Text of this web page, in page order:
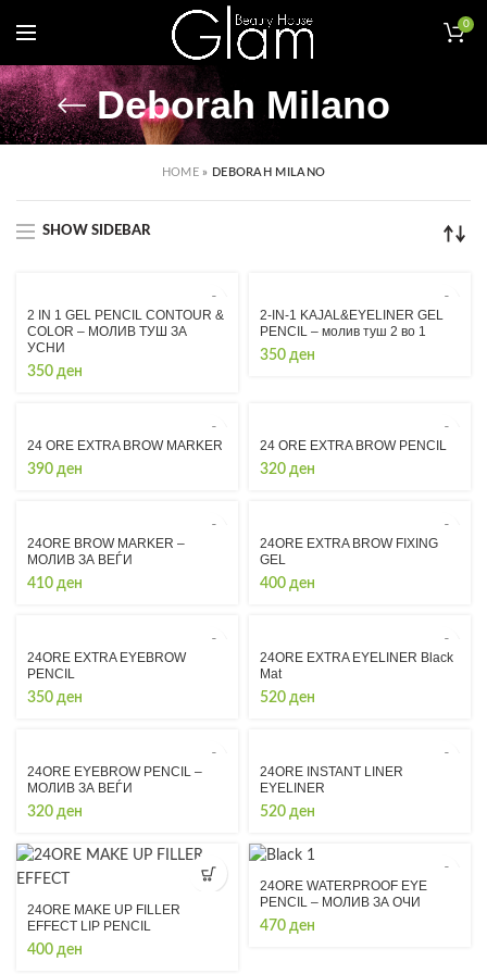
0
Deborah Milano
HOME » DEBORAH MILANO
SHOW SIDEBAR
2 IN 1 GEL PENCIL CONTOUR &
COLOR – МОЛИВ ТУШ ЗА
УСНИ
350 ден
2-IN-1 KAJAL&EYELINER GEL
PENCIL – молив туш 2 во 1
350 ден
24 ORE EXTRA BROW MARKER
390 ден
24 ORE EXTRA BROW PENCIL
320 ден
24ORE BROW MARKER –
МОЛИВ ЗА ВЕЃИ
410 ден
24ORE EXTRA BROW FIXING
GEL
400 ден
24ORE EXTRA EYEBROW
PENCIL
350 ден
24ORE EXTRA EYELINER Black
Mat
520 ден
24ORE EYEBROW PENCIL –
МОЛИВ ЗА ВЕЃИ
320 ден
24ORE INSTANT LINER
EYELINER
520 ден
24ORE MAKE UP FILLER
EFFECT LIP PENCIL
400 ден
24ORE WATERPROOF EYE
PENCIL – МОЛИВ ЗА ОЧИ
470 ден